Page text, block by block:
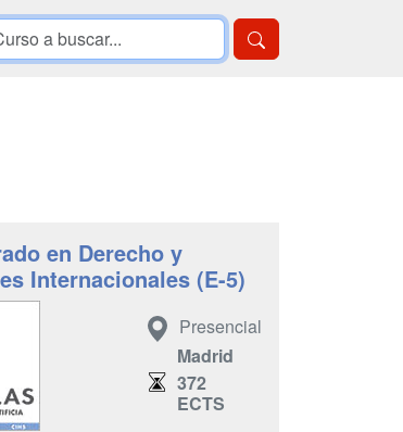
en Derecho y
Internacionales (E-5)
Presencial
Madrid
372
ECTS